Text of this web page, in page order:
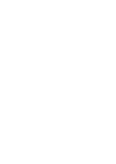
Tränarakademins